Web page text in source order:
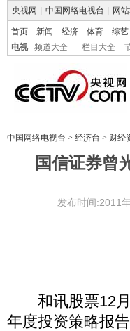
央视网 中国网络电视台 网
首页 新闻 经济 体育 综艺
电视
频道大全 栏目大全
中国网络电视台 > 经济台 > 财经
国信证券曾
发布时间:2011
和讯股票12月
年度投资策略报